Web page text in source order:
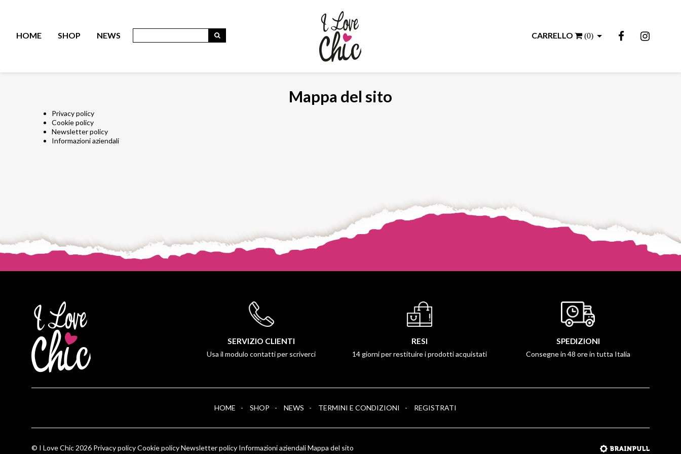
HOME SHOP NEWS CARRELLO (0)
Mappa del sito
Privacy policy
Cookie policy
Newsletter policy
Informazioni aziendali
SERVIZIO CLIENTI
Usa il modulo contatti per scriverci
RESI
14 giorni per restituire i prodotti acquistati
SPEDIZIONI
Consegne in 48 ore in tutta Italia
HOME SHOP NEWS TERMINI E CONDIZIONI REGISTRATI
© I Love Chic 2026 Privacy policyCookie policyNewsletter policy Informazioni aziendaliMappa del sito